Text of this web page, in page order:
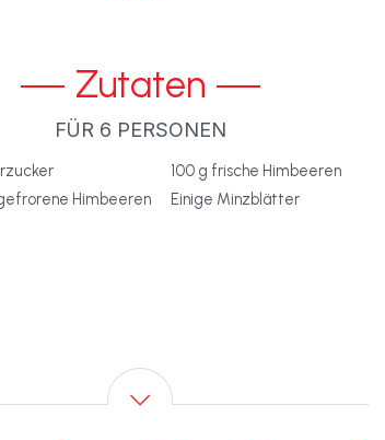
Zutaten
FÜR 6 PERSONEN
Himbeeren
100 g frische Himbeeren
Einige Minzblätter